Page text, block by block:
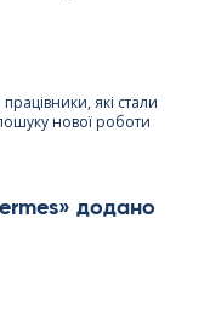
які стали
нової роботи
додано